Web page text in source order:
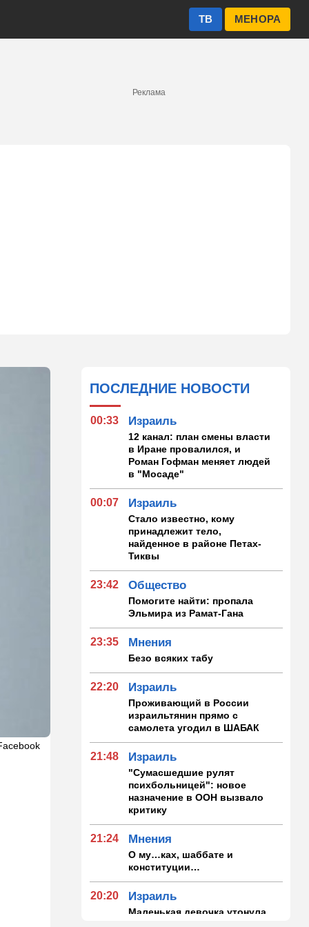
МЕНОРА
ТВ
Реклама
ПОСЛЕДНИЕ НОВОСТИ
00:33 Израиль
12 канал: план смены власти
в Иране провалился, и
Роман Гофман меняет людей
в "Мосаде"
00:07 Израиль
Стало известно, кому
принадлежит тело,
найденное в районе Петах-
Тиквы
23:42 Общество
Помогите найти: пропала
Эльмира из Рамат-Гана
23:35 Мнения
Безо всяких табу
22:20 Израиль
Проживающий в России
израильтянин прямо с
самолета угодил в ШАБАК
21:48 Израиль
"Сумасшедшие рулят
психбольницей": новое
назначение в ООН вызвало
критику
21:24 Мнения
О му…ках, шаббате и
конституции…
20:20 Израиль
Маленькая девочка утонула